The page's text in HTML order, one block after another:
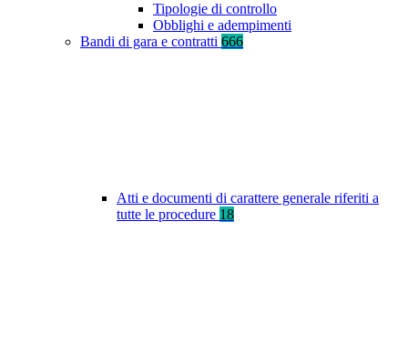
Tipologie di controllo
Obblighi e adempimenti
Bandi di gara e contratti 666
Atti e documenti di carattere generale riferiti a
tutte le procedure 18